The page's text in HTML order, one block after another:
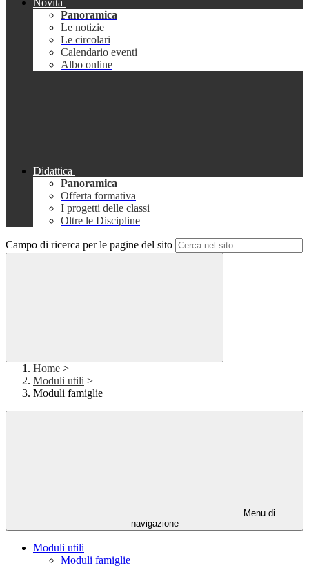
Novità
Panoramica
Le notizie
Le circolari
Calendario eventi
Albo online
Didattica
Panoramica
Offerta formativa
I progetti delle classi
Oltre le Discipline
Campo di ricerca per le pagine del sito
Home >
Moduli utili >
Moduli famiglie
Menu di
navigazione
Moduli utili
Moduli famiglie